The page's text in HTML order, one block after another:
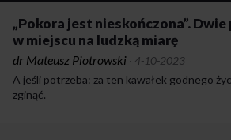
„Pokora jest nieskończona”.
w miejscu na ludzką miarę
dr Mateusz Piotrowski · 4-10-2023
A jeśli potrzeba: za ten kawałek godnego
zginąć.